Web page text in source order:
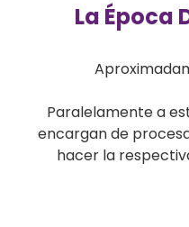
La Época
Paralelamente a
encargan de
hacer la